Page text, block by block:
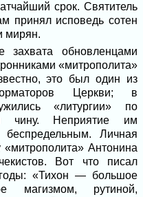
срок. Святитель
принял исповедь сотен
мирян.
захвата обновленцами
«митрополита»
это был один из
Церкви; в
«литургии» по
чину. Неприятие им
Личная
«митрополита» Антонина
Вот что писал
«Тихон — большое
магизмом, рутиной,